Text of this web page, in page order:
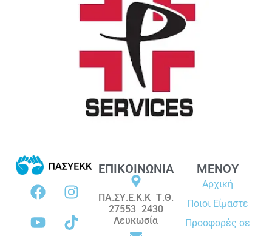
ΕΠΙΚΟΙΝΩΝΙΑ
ΠΑ.ΣΥ.Ε.Κ.Κ Τ.Θ.
27553 2430
Λευκωσία
ΜΕΝΟΥ
Αρχική
Ποιοι Είμαστε
Προσφορές σε